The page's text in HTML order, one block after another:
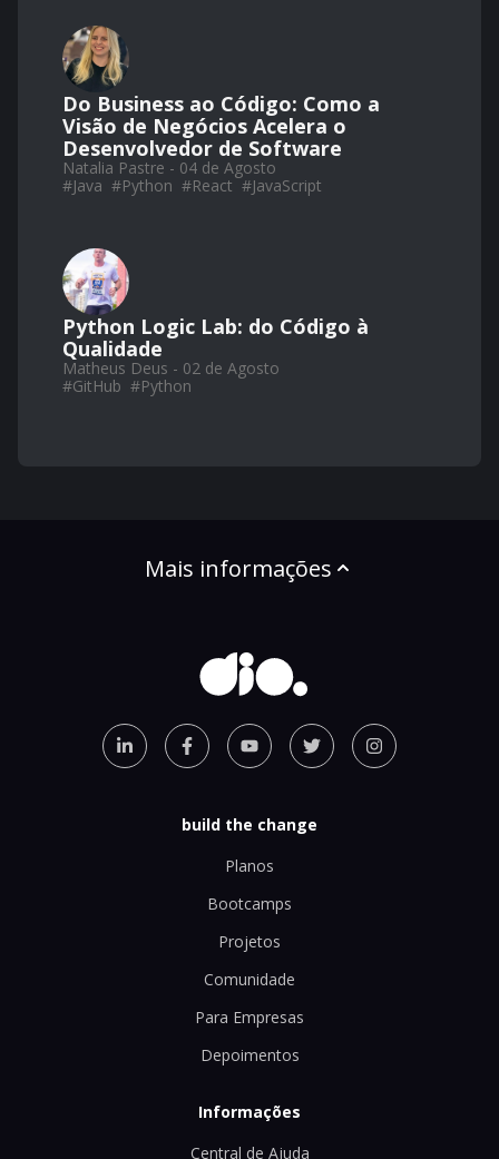
Do Business ao Código: Como a
Visão de Negócios Acelera o
Desenvolvedor de Software
Natalia Pastre - 04 de Agosto
#Java #Python #React #JavaScript
Python Logic Lab: do Código à
Qualidade
Matheus Deus - 02 de Agosto
#GitHub #Python
Mais informações
build the change
Planos
Bootcamps
Projetos
Comunidade
Para Empresas
Depoimentos
Informações
Central de Ajuda